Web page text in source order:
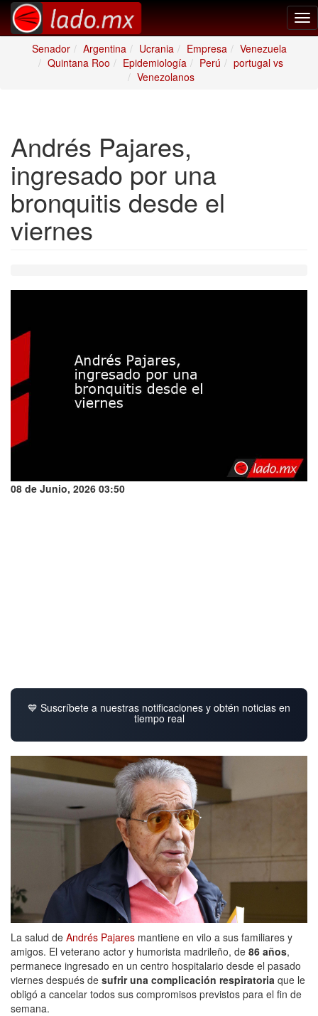
Senador
Argentina Ucrania Empresa
Venezuela
Quintana Roo
Epidemiología Perú
portugal vs
Venezolanos
Andrés Pajares,
ingresado por una
bronquitis desde el
viernes
08 de Junio, 2026 03:50
💙 Suscríbete a nuestras notificaciones y obtén noticias en
tiempo real
La salud de Andrés Pajares mantiene en vilo a sus familiares y
amigos. El veterano actor y humorista madrileño, de 86 años,
permanece ingresado en un centro hospitalario desde el pasado
viernes después de sufrir una complicación respiratoria que le
obligó a cancelar todos sus compromisos previstos para el fin de
semana.